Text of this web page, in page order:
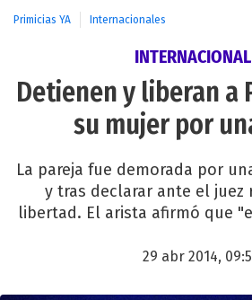
Primicias YA Internacionales
Detienen y liberan a
su mujer por
La pareja fue demorada por
y tras declarar ante el juez
libertad. El arista afirmó que
29 abr 2014,